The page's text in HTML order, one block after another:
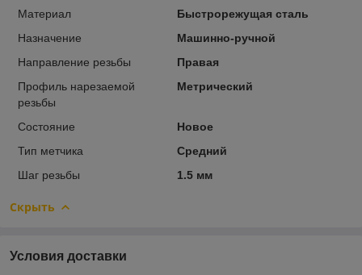
Материал
Быстрорежущая сталь
Назначение
Машинно-ручной
Направление резьбы
Правая
Профиль нарезаемой
резьбы
Метрический
Состояние
Новое
Тип метчика
Средний
Шаг резьбы
1.5 мм
Скрыть
Условия доставки